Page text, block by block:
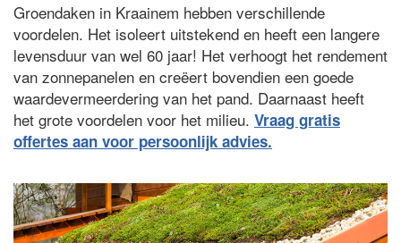
Groendaken in Kraainem hebben verschillende
voordelen. Het isoleert uitstekend en heeft een langere
levensduur van wel 60 jaar! Het verhoogt het rendement
van zonnepanelen en creëert bovendien een goede
waardevermeerdering van het pand. Daarnaast heeft
het grote voordelen voor het milieu. Vraag gratis
offertes aan voor persoonlijk advies.